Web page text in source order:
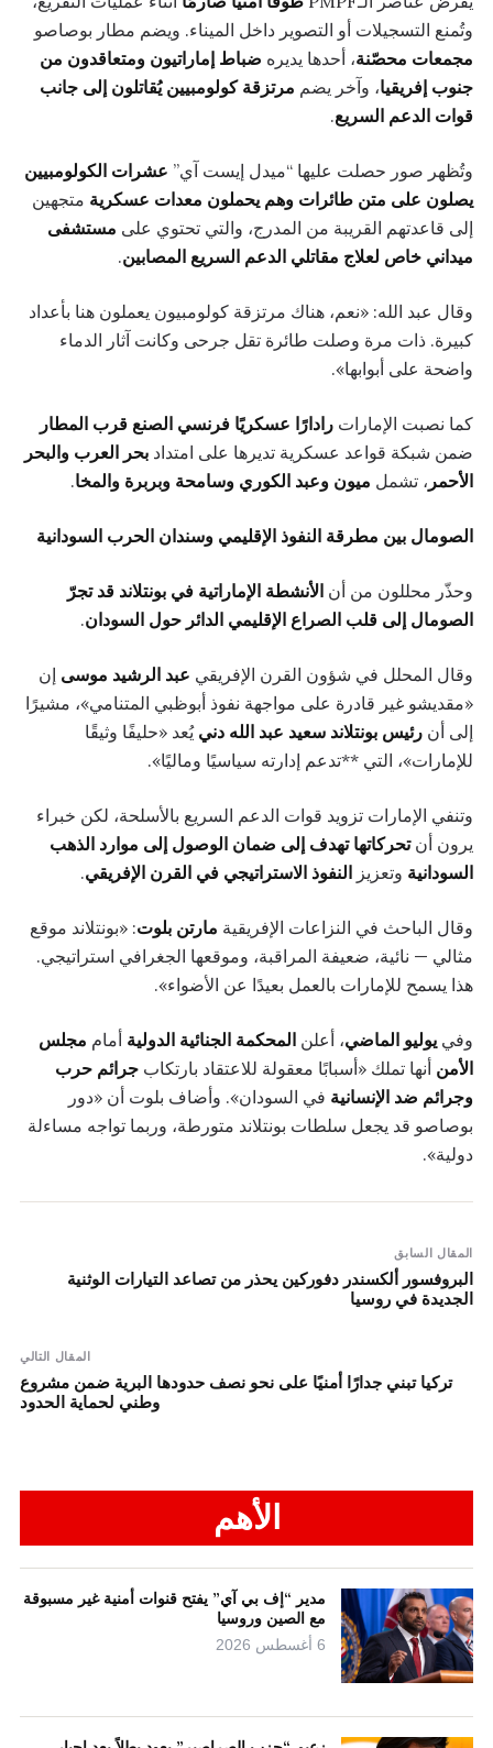
وتُمنع التسجيلات أو التصوير داخل الميناء. ويضم مطار بوصاصو
مجمعات محصّنة، أحدها يديره ضباط إماراتيون ومتعاقدون من
جنوب إفريقيا، وآخر يضم مرتزقة كولومبيين يُقاتلون إلى جانب
قوات الدعم السريع.
وتُظهر صور حصلت عليها “ميدل إيست آي” عشرات الكولومبيين
يصلون على متن طائرات وهم يحملون معدات عسكرية متجهين
إلى قاعدتهم القريبة من المدرج، والتي تحتوي على مستشفى
ميداني خاص لعلاج مقاتلي الدعم السريع المصابين.
وقال عبد الله: «نعم، هناك مرتزقة كولومبيون يعملون هنا بأعداد
كبيرة. ذات مرة وصلت طائرة تقل جرحى وكانت آثار الدماء
واضحة على أبوابها».
كما نصبت الإمارات رادارًا عسكريًا فرنسي الصنع قرب المطار
ضمن شبكة قواعد عسكرية تديرها على امتداد بحر العرب والبحر
الأحمر ، تشمل ميون وعبد الكوري وسامحة وبربرة والمخا.
الصومال بين مطرقة النفوذ الإقليمي وسندان الحرب السودانية
وحذّر محللون من أن الأنشطة الإماراتية في بونتلاند قد تجرّ
الصومال إلى قلب الصراع الإقليمي الدائر حول السودان.
وقال المحلل في شؤون القرن الإفريقي عبد الرشيد موسى إن
«مقديشو غير قادرة على مواجهة نفوذ أبوظبي المتنامي»، مشيرًا
إلى أن رئيس بونتلاند سعيد عبد الله دني يُعد «حليفًا وثيقًا
للإمارات»، التي **تدعم إدارته سياسيًا وماليًا».
وتنفي الإمارات تزويد قوات الدعم السريع بالأسلحة، لكن خبراء
يرون أنتحركاتها تهدف إلى ضمان الوصول إلى موارد الذهب
السودانية وتعزيز النفوذ الاستراتيجي في القرن الإفريقي.
وقال الباحث في النزاعات الإفريقية مارتن بلوت: «بونتلاند موقع
مثالي — نائية، ضعيفة المراقبة، وموقعها الجغرافي استراتيجي.
هذا يسمح للإمارات بالعمل بعيدًا عن الأضواء».
وفي يوليو الماضي، أعلن المحكمة الجنائية الدولية أمام مجلس
الأمن أنها تملك «أسبابًا معقولة للاعتقاد بارتكاب جرائم حرب
وجرائم ضد الإنسانية في السودان». وأضاف بلوت أن «دور
بوصاصو قد يجعل سلطات بونتلاند متورطة، وربما تواجه مساءلة
دولية».
المقال السابق
البروفسور ألكسندر دفوركين يحذر من تصاعد التيارات الوثنية
الجديدة في روسيا
المقال التالي
تركيا تبني جدارًا أمنيًا على نحو نصف حدودها البرية ضمن مشروع
وطني لحماية الحدود
الأهم
مدير “إف بي آي” يفتح قنوات أمنية غير مسبوقة
مع الصين وروسيا
6 أغسطس 2026